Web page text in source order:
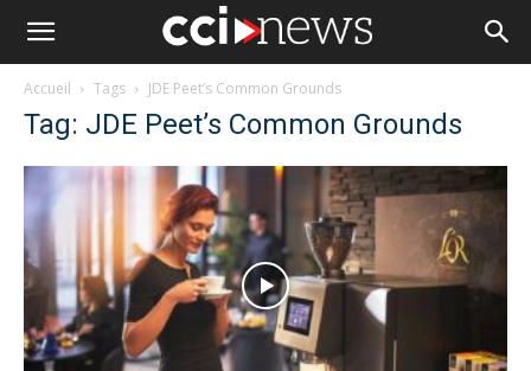
Accueil Tags JDE Peet’s Common Grounds
Tag: JDE Peet’s Common Grounds